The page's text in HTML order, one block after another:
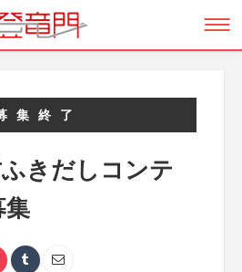
集終了
きだしコンテ
集